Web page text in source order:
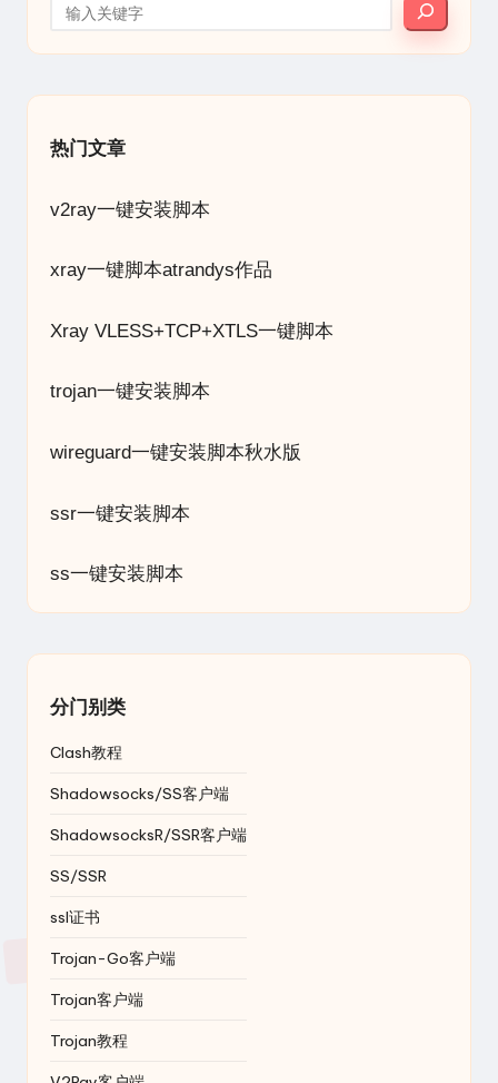
热门文章
v2ray一键安装脚本
xray一键脚本atrandys作品
Xray VLESS+TCP+XTLS一键脚本
trojan一键安装脚本
wireguard一键安装脚本秋水版
ssr一键安装脚本
ss一键安装脚本
分门别类
Clash教程
Shadowsocks/SS客户端
ShadowsocksR/SSR客户端
SS/SSR
ssl证书
Trojan-Go客户端
Trojan客户端
Trojan教程